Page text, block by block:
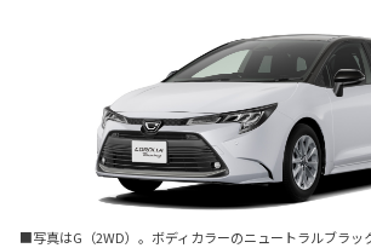
■写真はG（2WD）。ボディカラーのニュートラルブラ